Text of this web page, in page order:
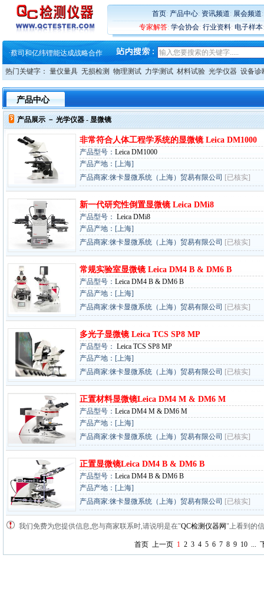
首页: 产品中心: 资讯频道: 展会频道
专家解答: 学会协会: 行业资料: 电子样本
蔡司软件 | 高效变形分析能
铸就AI服务器质量动脉 – 高
铸就AI服务器质量动脉 – 高
·ZEISS BOSELLO ADR 让内部缺
·蔡司和亿纬锂能达成战略合作
·大牌云集 买家升级 ——26
热门关键字： 量仪量具 无损检测 物理测试 力学测试 材料试验 光学仪器 设备诊
产品中心
产品展示 － 光学仪器- 显微镜
非常符合人体工程学系统的显微镜 Leica DM1000
产品型号： Leica DM1000
产品产地：[上海]
产品商家:徕卡显微系统（上海）贸易有限公司 [已核实]
新一代研究性倒置显微镜 Leica DMi8
产品型号： Leica DMi8
产品产地：[上海]
产品商家:徕卡显微系统（上海）贸易有限公司 [已核实]
常规实验室显微镜 Leica DM4 B & DM6 B
产品型号： Leica DM4 B & DM6 B
产品产地：[上海]
产品商家:徕卡显微系统（上海）贸易有限公司 [已核实]
多光子显微镜 Leica TCS SP8 MP
产品型号： Leica TCS SP8 MP
产品产地：[上海]
产品商家:徕卡显微系统（上海）贸易有限公司 [已核实]
正置材料显微镜Leica DM4 M & DM6 M
产品型号： Leica DM4 M & DM6 M
产品产地：[上海]
产品商家:徕卡显微系统（上海）贸易有限公司 [已核实]
正置显微镜Leica DM4 B & DM6 B
产品型号： Leica DM4 B & DM6 B
产品产地：[上海]
产品商家:徕卡显微系统（上海）贸易有限公司 [已核实]
我们免费为您提供信息,您与商家联系时,请说明是在"QC检测仪器网"上看到的
首页 上一页 1 2 3 4 5 6 7 8 9 10 ...